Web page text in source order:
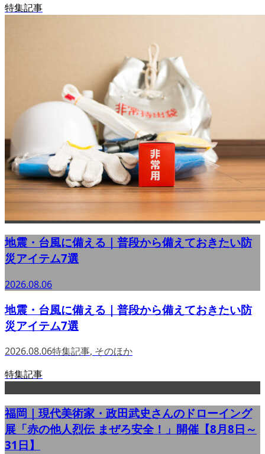
特集記事
地震・台風に備える｜普段から備えておきたい防
災アイテム7選
2026.08.06
地震・台風に備える｜普段から備えておきたい防
災アイテム7選
2026.08.06特集記事, そのほか
特集記事
福岡｜現代美術家・政田武史さんのドローイング
展「赤の他人烈伝 まぜろ安全！」開催【8月8日～
31日】